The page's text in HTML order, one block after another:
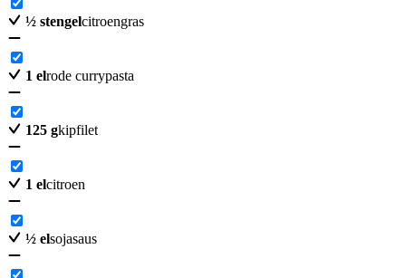
½ stengelcitroengras
1 elrode currypasta
125 gkipfilet
1 elcitroen
½ elsojasaus